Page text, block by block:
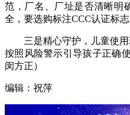
范，厂名、厂址是否清晰明
全，要选购标注CCC认证标
三是精心守护，儿童使用
按照风险警示引导孩子正确
闵方正）
编辑：祝萍